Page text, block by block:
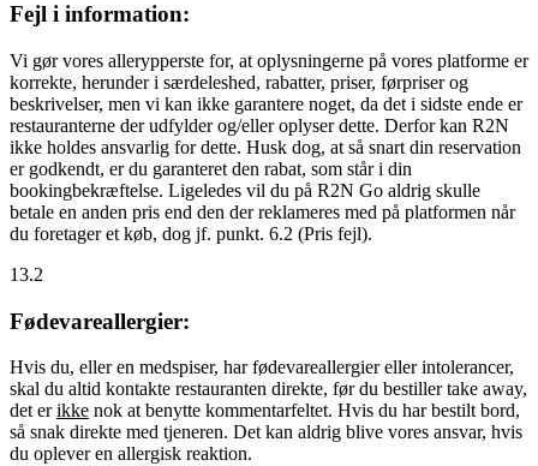
Fejl i information:
Vi gør vores allerypperste for, at oplysningerne på vores platforme er
korrekte, herunder i særdeleshed, rabatter, priser, førpriser og
beskrivelser, men vi kan ikke garantere noget, da det i sidste ende er
restauranterne der udfylder og/eller oplyser dette. Derfor kan R2N
ikke holdes ansvarlig for dette. Husk dog, at så snart din reservation
er godkendt, er du garanteret den rabat, som står i din
bookingbekræftelse. Ligeledes vil du på R2N Go aldrig skulle
betale en anden pris end den der reklameres med på platformen når
du foretager et køb, dog jf. punkt. 6.2 (Pris fejl).
13.2
Fødevareallergier:
Hvis du, eller en medspiser, har fødevareallergier eller intolerancer,
skal du altid kontakte restauranten direkte, før du bestiller take away,
det erikke nok at benytte kommentarfeltet. Hvis du har bestilt bord,
så snak direkte med tjeneren. Det kan aldrig blive vores ansvar, hvis
du oplever en allergisk reaktion.